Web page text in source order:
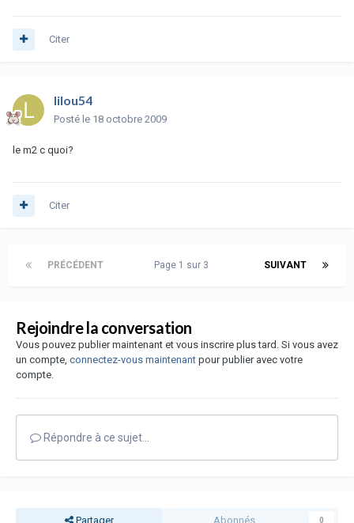
Citer
lilou54
Posté le 18 octobre 2009
le m2 c quoi?
Citer
PRÉCÉDENT SUIVANT
Page 1 sur 3
Rejoindre la conversation
Vous pouvez publier maintenant et vous inscrire plus tard. Si vous avez
un compte, connectez-vous maintenant pour publier avec votre
compte.
Répondre à ce sujet…
Partager Abonnés 0